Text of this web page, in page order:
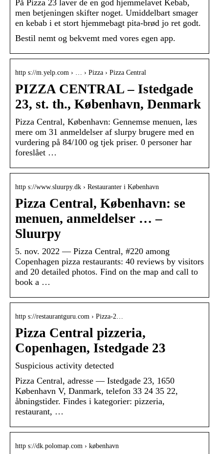
På Pizza 23 laver de en god hjemmelavet Kebab,
men betjeningen skifter noget. Umiddelbart smager
en kebab i et stort hjemmebagt pita-brød jo ret godt.
Bestil nemt og bekvemt med vores egen app.
http s://m.yelp.com › … › Pizza › Pizza Central
PIZZA CENTRAL – Istedgade
23, st. th., København, Denmark
Pizza Central, København: Gennemse menuen, læs
mere om 31 anmeldelser af slurpy brugere med en
vurdering på 84/100 og tjek priser. 0 personer har
foreslået …
http s://www.sluurpy.dk › Restauranter i København
Pizza Central, København: se
menuen, anmeldelser … –
Sluurpy
5. nov. 2022 — Pizza Central, #220 among
Copenhagen pizza restaurants: 40 reviews by visitors
and 20 detailed photos. Find on the map and call to
book a …
http s://restaurantguru.com › Pizza-2…
Pizza Central pizzeria,
Copenhagen, Istedgade 23
Suspicious activity detected
Pizza Central, adresse — Istedgade 23, 1650
København V, Danmark, telefon 33 24 35 22,
åbningstider. Findes i kategorier: pizzeria,
restaurant, …
http s://dk.polomap.com › københavn